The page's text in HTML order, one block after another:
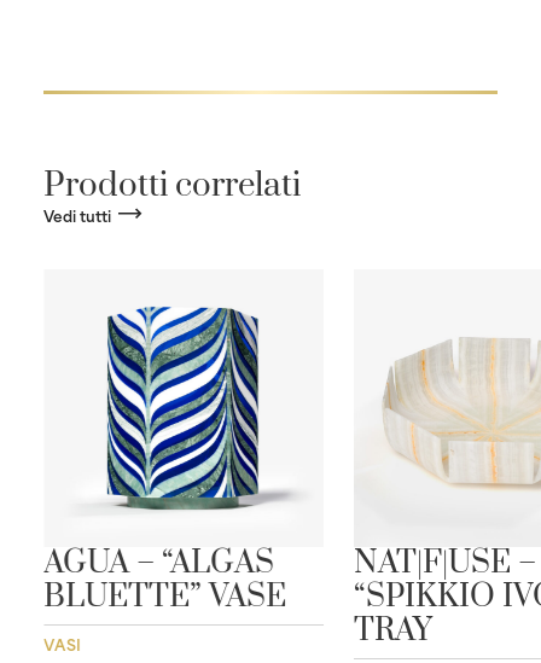
Prodotti correlati
Vedi tutti
AGUA – “ALGAS
BLUETTE” VASE
VASI
NAT|F|USE –
“SPIKKIO
TRAY